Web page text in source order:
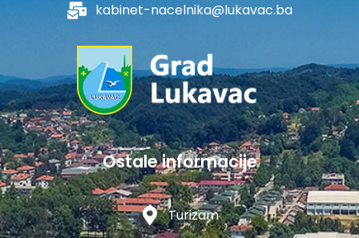
kabinet-nacelnika@lukavac.ba
Ostale informacije
Turizam